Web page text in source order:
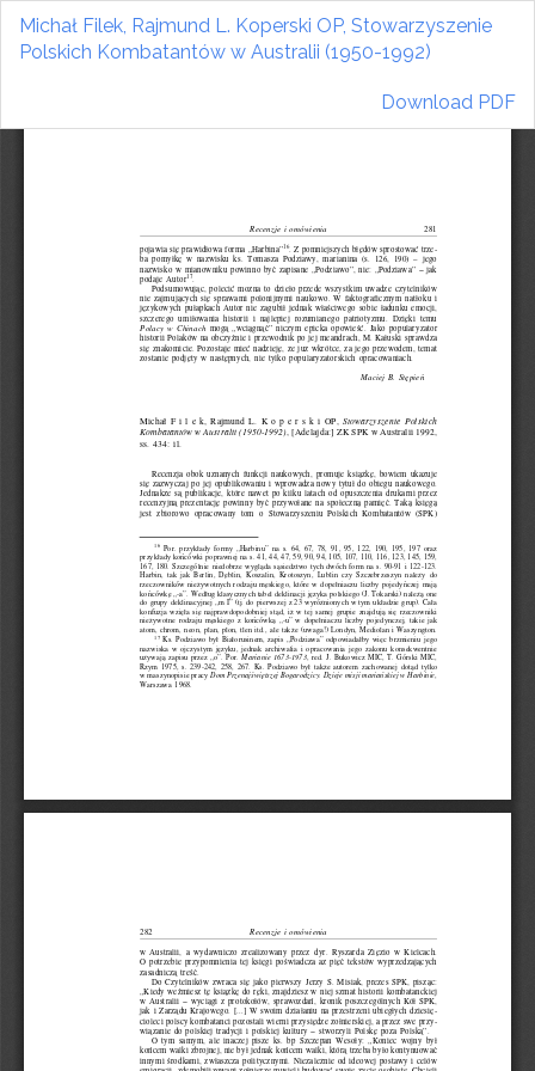
Return
Article
Michał Filek, Rajmund L. Koperski OP, Stowarzyszenie
Polskich Kombatantów w Australii (1950-1992)
Download
Download PDF